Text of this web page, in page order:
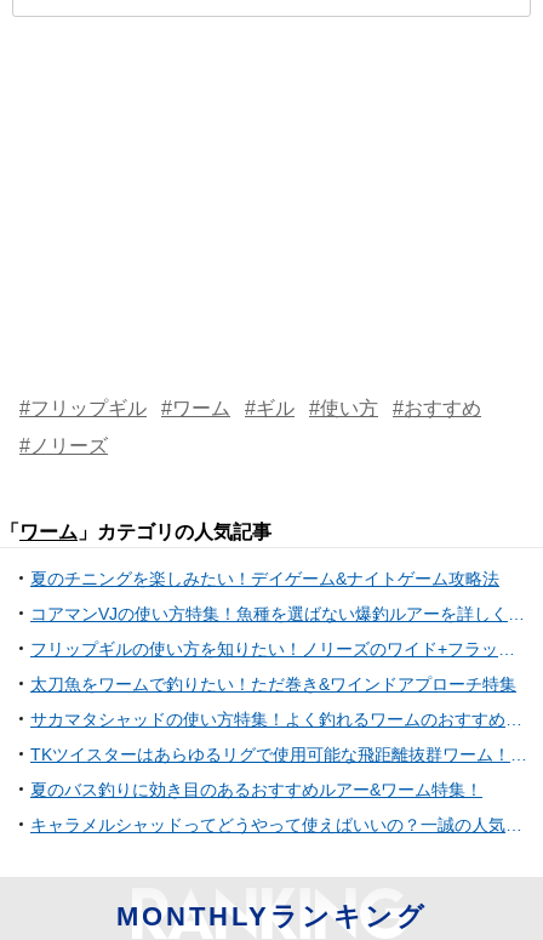
#フリップギル #ワーム #ギル #使い方
#おすすめ
#ノリーズ
「 ワーム 」カテゴリの人気記事
夏のチニングを楽しみたい！デイゲーム&ナイトゲーム攻略法
太刀魚をワームで釣りたい！ただ巻き&ワインドアプローチ特集
夏のバス釣りに効き目のあるおすすめルアー&ワーム特集！
MONTHLYランキング